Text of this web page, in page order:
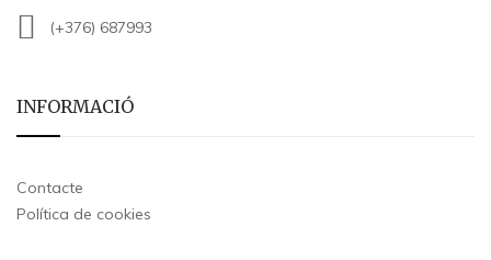
(+376) 687993
INFORMACIÓ
Contacte
Política de cookies